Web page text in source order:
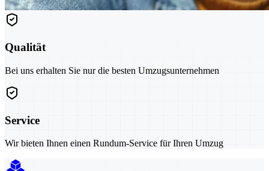
Qualität
Bei uns erhalten Sie nur die besten Umzugsunternehmen
Service
Wir bieten Ihnen einen Rundum-Service für Ihren Umzug